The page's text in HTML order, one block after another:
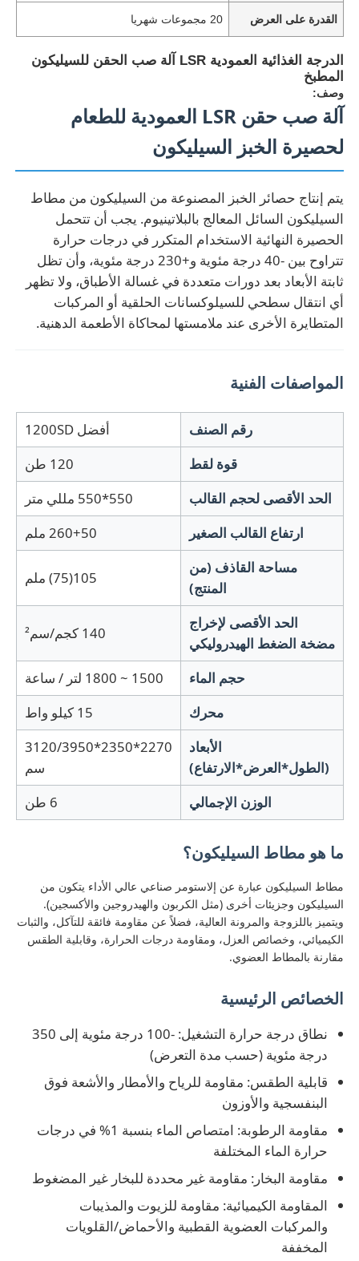
المنتجات
حول بنا
جولة في المعمل
ضبط الجودة
اتصل بنا
أخبار
جميع القضايا
طلب اقتباس
LSR حقن صب الآلة
القدرة على العرض 20 مجموعات شهريا
الدرجة الغذائية العمودية LSR آلة صب الحقن للسيليكون
المطبخ
وصف:
آلة صب حقن LSR العمودية للطعام
لحصيرة الخبز السيليكون
يتم إنتاج حصائر الخبز المصنوعة من السيليكون من مطاط
السيليكون السائل المعالج بالبلاتينيوم. يجب أن تتحمل
الحصيرة النهائية الاستخدام المتكرر في درجات حرارة
تتراوح بين -40 درجة مئوية و+230 درجة مئوية، وأن تظل
ثابتة الأبعاد بعد دورات متعددة في غسالة الأطباق، ولا تظهر
أي انتقال سطحي للسيلوكسانات الحلقية أو المركبات
المتطايرة الأخرى عند ملامستها لمحاكاة الأطعمة الدهنية.
المواصفات الفنية
رقم الصنف
أفضل 1200SD
قوة لقط
120 طن
الحد الأقصى لحجم القالب
550*550 مللي متر
ارتفاع القالب الصغير
260+50 ملم
مساحة القاذف (من
المنتج)
105(75) ملم
الحد الأقصى لإخراج
مضخة الضغط الهيدروليكي
140 كجم/سم²
حجم الماء
1500 ~ 1800 لتر / ساعة
محرك
15 كيلو واط
الأبعاد
(الطول*العرض*الارتفاع)
2270*2350*3120/3950
سم
الوزن الإجمالي
6 طن
ما هو مطاط السيليكون؟
مطاط السيليكون عبارة عن إلاستومر صناعي عالي الأداء يتكون من
السيليكون وجزيئات أخرى (مثل الكربون والهيدروجين والأكسجين).
ويتميز باللزوجة والمرونة العالية، فضلاً عن مقاومة فائقة للتآكل، والثبات
الكيميائي، وخصائص العزل، ومقاومة درجات الحرارة، وقابلية الطقس
مقارنة بالمطاط العضوي.
الخصائص الرئيسية
نطاق درجة حرارة التشغيل: -100 درجة مئوية إلى 350
درجة مئوية (حسب مدة التعرض)
قابلية الطقس: مقاومة للرياح والأمطار والأشعة فوق
البنفسجية والأوزون
مقاومة الرطوبة: امتصاص الماء بنسبة 1% في درجات
حرارة الماء المختلفة
مقاومة البخار: مقاومة غير محددة للبخار غير المضغوط
المقاومة الكيميائية: مقاومة للزيوت والمذيبات
والمركبات العضوية القطبية والأحماض/القلويات
المخففة